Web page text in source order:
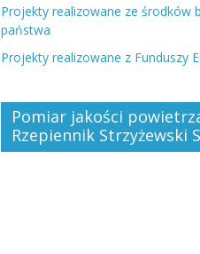
Projekty realizowane ze środków
państwa
Projekty realizowane z Funduszy
Pomiar jakości
Rzepiennik Strzyżewski